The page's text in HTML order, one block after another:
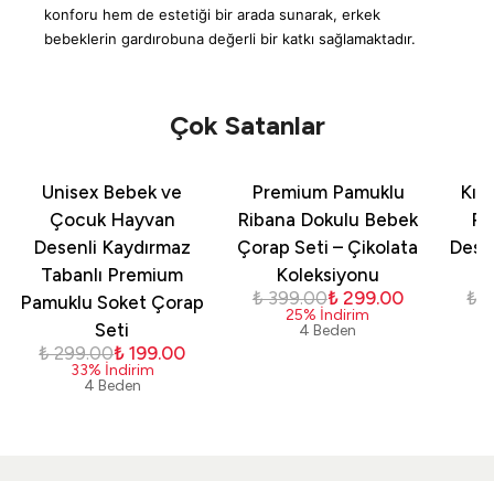
konforu hem de estetiği bir arada sunarak, erkek
bebeklerin gardırobuna değerli bir katkı sağlamaktadır.
Çok Satanlar
Unisex Bebek ve
Çocuk Hayvan
Desenli Kaydırmaz
Tabanlı Premium
Pamuklu Soket Çorap
Seti
₺ 299.00₺ 199.00
33% İndirim
4 Beden
Premium Pamuklu
Ribana Dokulu Bebek
Çorap Seti – Çikolata
Koleksiyonu
₺ 399.00₺ 299.00
25% İndirim
4 Beden
₺